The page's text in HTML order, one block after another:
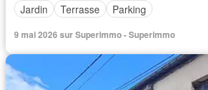
Jardin
Terrasse Parking
9 mai 2026 sur Superimmo - Superimmo